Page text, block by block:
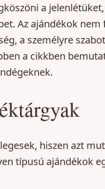
a
Az ajándékok
a személyre
a cikkben
hiszen azt
típusú ajándékok